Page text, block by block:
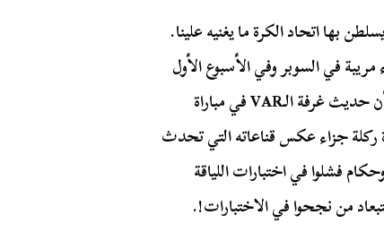
بها اتحاد الكرة ما يغنيه علينا.
في السوبر وفي الأسبوع الأول
من الدوري، وفضيحة يفجرها الزميل أحمد عبد الباسط بشأن حديث غرفة الـVAR في مباراة
ركلة جزاء عكس قناعاته التي تحدث
فشلوا في اختبارات اللياقة